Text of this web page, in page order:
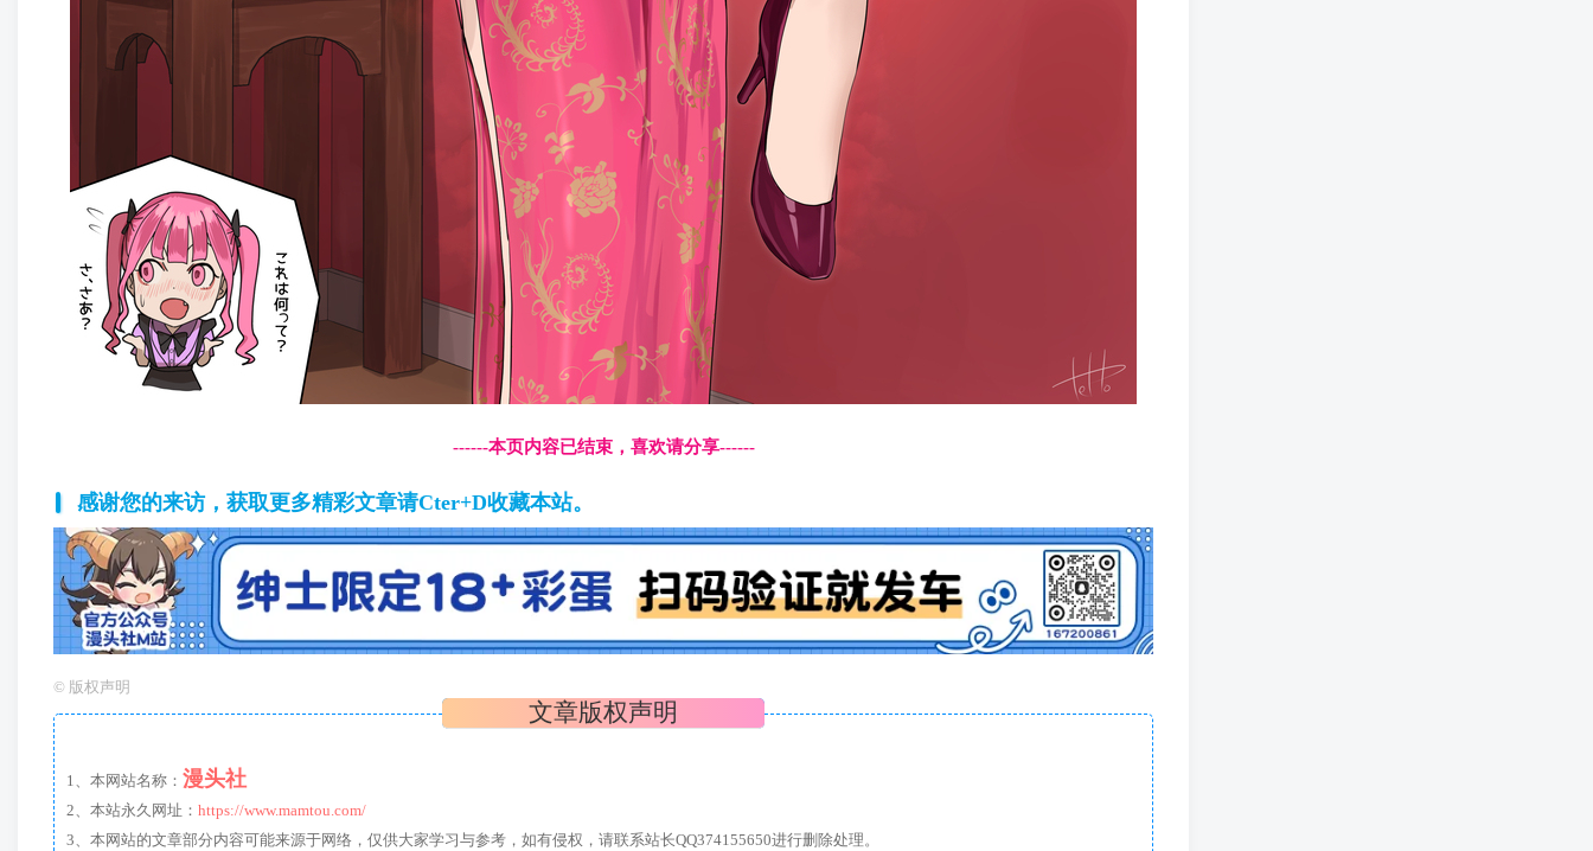
------本页内容已结束，喜欢请分享------
感谢您的来访，获取更多精彩文章请Cter+D收藏本站。
© 版权声明
文章版权声明
1、本网站名称： 漫头社
2、本站永久网址： https://www.mamtou.com/
3、本网站的文章部分内容可能来源于网络，仅供大家学习与参考，如有侵权，请联系站长QQ374155650进行删除处理。